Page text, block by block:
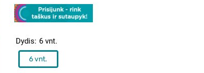
Dydis 6 vnt.
6 vnt.